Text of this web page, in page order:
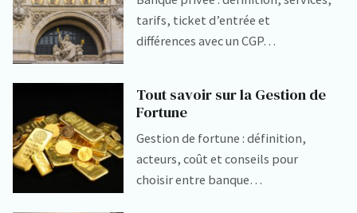
tarifs, ticket d’entrée et
différences avec un CGP…
Tout savoir sur la Gestion de
Fortune
Gestion de fortune : définition,
acteurs, coût et conseils pour
choisir entre banque…